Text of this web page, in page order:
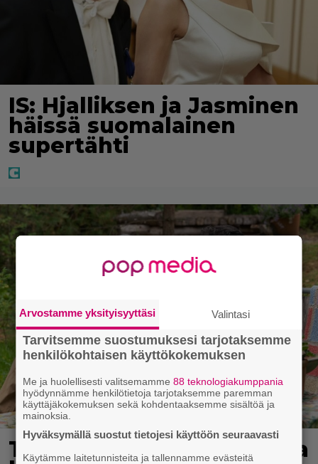
IS: Hjalliksen ja Jasminen
häissä suomalainen
supertähti
Tänään tv:ssä: Koskettava
Arvostamme yksityisyyttäsi Valintasi
Tarvitsemme suostumuksesi tarjotaksemme
henkilökohtaisen käyttökokemuksen
Me ja huolellisesti valitsemamme88 teknologiakumppania
hyödynnämme henkilötietoja tarjotaksemme paremman
käyttäjäkokemuksen sekä kohdentaaksemme sisältöä ja
mainoksia.
Hyväksymällä suostut tietojesi käyttöön seuraavasti
Käytämme laitetunnisteita ja tallennamme evästeitä